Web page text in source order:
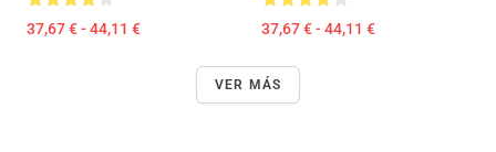
37,67 € - 44,11 € 37,67 € - 44,11 €
VER MÁS